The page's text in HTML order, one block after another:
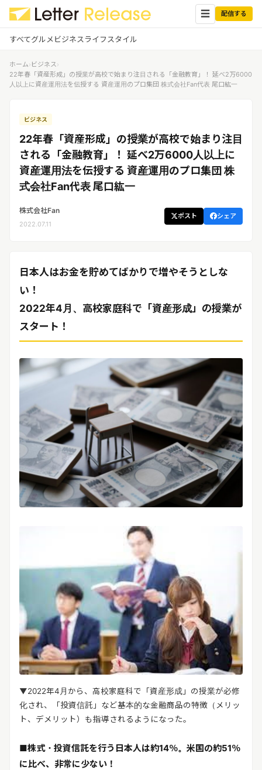
☰ 配信する
すべてグルメビジネスライフスタイル
ビジネス
ライフスタイル
リリースを配信する
ログイン ✕
企業ユーザーでログイン
する
受信 レターリリース受信ユーザー
メディアユーザーでログインする
レターリリースを受信（メディア登
録）
ホーム› ビジネス›
22年春「資産形成」の授業が高校で始まり注目される「金融教育」！ 延べ2万6000
人以上に資産運用法を伝授する 資産運用のプロ集団 株式会社Fan代表 尾口紘一
ビジネス
22年春「資産形成」の授業が高校で始まり注目
される「金融教育」！ 延べ2万6000人以上に
資産運用法を伝授する 資産運用のプロ集団 株
式会社Fan代表 尾口紘一
株式会社Fan
2022.07.11
ポスト シェア
日本人はお金を貯めてばかりで増やそうとしな
い！
2022年4月、高校家庭科で「資産形成」の授業が
スタート！
▼2022年4月から、高校家庭科で「資産形成」の授業が必修
化され、「投資信託」など基本的な金融商品の特徴（メリッ
ト、デメリット）も指導されるようになった。
■株式・投資信託を行う日本人は約14％。米国の約51％
に比べ、非常に少ない！